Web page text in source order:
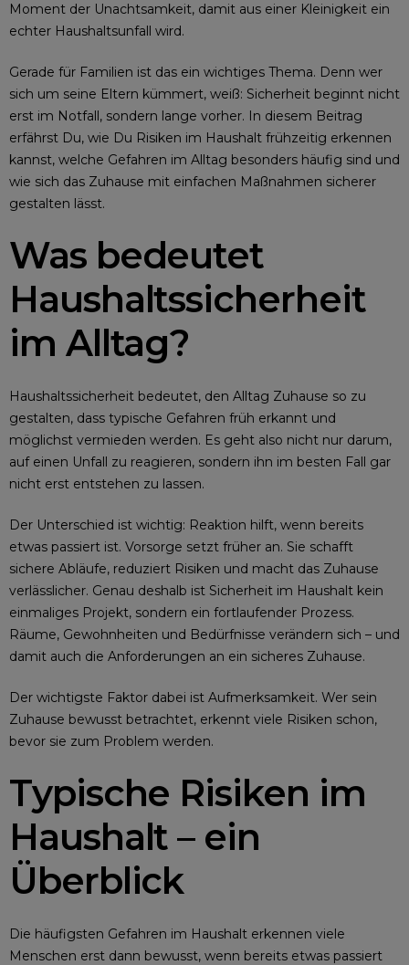
Moment der Unachtsamkeit, damit aus einer Kleinigkeit ein
echter Haushaltsunfall wird.
Gerade für Familien ist das ein wichtiges Thema. Denn wer
sich um seine Eltern kümmert, weiß: Sicherheit beginnt nicht
erst im Notfall, sondern lange vorher. In diesem Beitrag
erfährst Du, wie Du Risiken im Haushalt frühzeitig erkennen
kannst, welche Gefahren im Alltag besonders häufig sind und
wie sich das Zuhause mit einfachen Maßnahmen sicherer
gestalten lässt.
Was bedeutet
Haushaltssicherheit
im Alltag?
Haushaltssicherheit bedeutet, den Alltag Zuhause so zu
gestalten, dass typische Gefahren früh erkannt und
möglichst vermieden werden. Es geht also nicht nur darum,
auf einen Unfall zu reagieren, sondern ihn im besten Fall gar
nicht erst entstehen zu lassen.
Der Unterschied ist wichtig: Reaktion hilft, wenn bereits
etwas passiert ist. Vorsorge setzt früher an. Sie schafft
sichere Abläufe, reduziert Risiken und macht das Zuhause
verlässlicher. Genau deshalb ist Sicherheit im Haushalt kein
einmaliges Projekt, sondern ein fortlaufender Prozess.
Räume, Gewohnheiten und Bedürfnisse verändern sich – und
damit auch die Anforderungen an ein sicheres Zuhause.
Der wichtigste Faktor dabei ist Aufmerksamkeit. Wer sein
Zuhause bewusst betrachtet, erkennt viele Risiken schon,
bevor sie zum Problem werden.
Typische Risiken im
Haushalt – ein
Überblick
Die häufigsten Gefahren im Haushalt erkennen viele
Menschen erst dann bewusst, wenn bereits etwas passiert